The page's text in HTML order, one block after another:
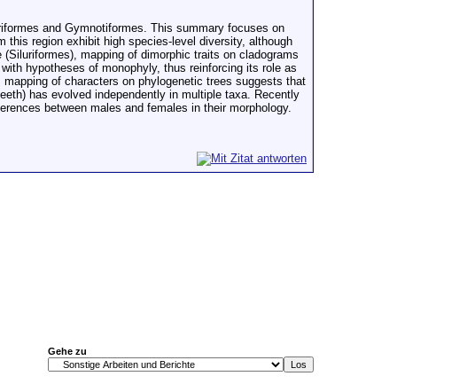
and Gymnotiformes. This summary focuses on
this region exhibit high species-level diversity, although
mapping of dimorphic traits on cladograms
hypotheses of monophyly, thus reinforcing its role as
of characters on phylogenetic trees suggests that
has evolved independently in multiple taxa. Recently
between males and females in their morphology.
Gehe zu